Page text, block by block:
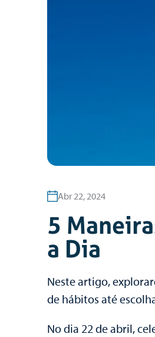
Abr 22, 2024
5
a Dia
Neste artigo,
de hábitos até
No dia 22 de abril,